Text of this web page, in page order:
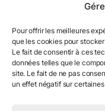
Pour offrir les meilleures
que les cookies pour
Le fait de consentir à ces
données telles que le
site. Le fait de ne pas
un effet négatif sur